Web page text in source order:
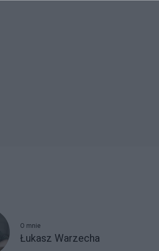
O mnie
Łukasz Warzecha